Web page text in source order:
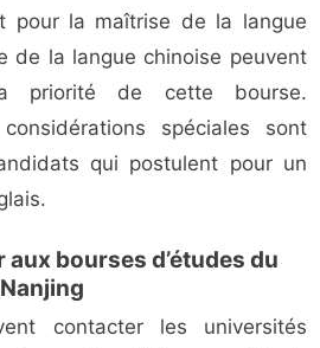
pour la maîtrise de la langue
de la langue chinoise peuvent
priorité de cette bourse.
spéciales sont
qui postulent pour un
bourses d’études du
contacter les universités